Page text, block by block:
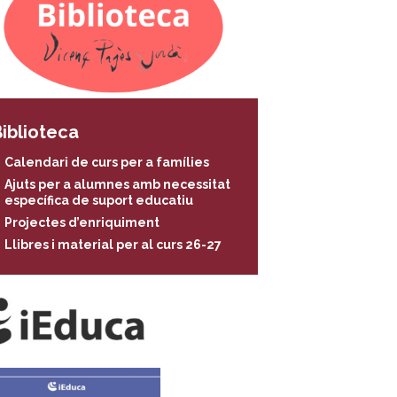
Calendari de curs per a famílies
Ajuts per a alumnes amb necessitat
específica de suport educatiu
Projectes d’enriquiment
Llibres i material per al curs 26-27